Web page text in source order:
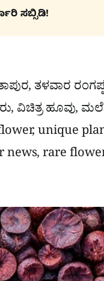
ಸಬ್ಸಿಡಿ!
ತಳವಾರ
ವಿಚಿತ್ರ ಹೂವು,
unique
news, rare